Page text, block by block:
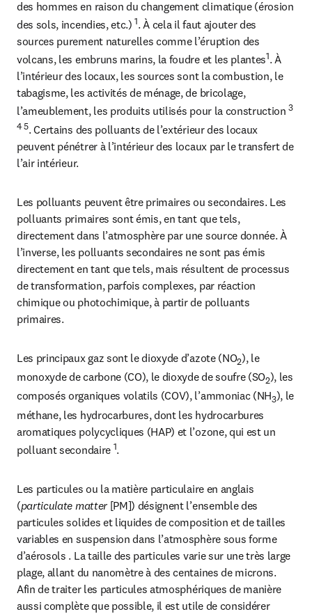
des hommes en raison du changement climatique (érosion
des sols, incendies, etc.) 1. À cela il faut ajouter des
sources purement naturelles comme l’éruption des
volcans, les embruns marins, la foudre et les plantes1. À
l’intérieur des locaux, les sources sont la combustion, le
tabagisme, les activités de ménage, de bricolage,
l’ameublement, les produits utilisés pour la construction 3
4 5. Certains des polluants de l’extérieur des locaux
peuvent pénétrer à l’intérieur des locaux par le transfert de
l’air intérieur.
Les polluants peuvent être primaires ou secondaires. Les
polluants primaires sont émis, en tant que tels,
directement dans l’atmosphère par une source donnée. À
l’inverse, les polluants secondaires ne sont pas émis
directement en tant que tels, mais résultent de processus
de transformation, parfois complexes, par réaction
chimique ou photochimique, à partir de polluants
primaires.
Les principaux gaz sont le dioxyde d’azote (NO2), le
monoxyde de carbone (CO), le dioxyde de soufre (SO2), les
composés organiques volatils (COV), l’ammoniac (NH3), le
méthane, les hydrocarbures, dont les hydrocarbures
aromatiques polycycliques (HAP) et l’ozone, qui est un
polluant secondaire 1.
Les particules ou la matière particulaire en anglais
(particulate matter [PM]) désignent l’ensemble des
particules solides et liquides de composition et de tailles
variables en suspension dans l’atmosphère sous forme
d’aérosols . La taille des particules varie sur une très large
plage, allant du nanomètre à des centaines de microns.
Afin de traiter les particules atmosphériques de manière
aussi complète que possible, il est utile de considérer